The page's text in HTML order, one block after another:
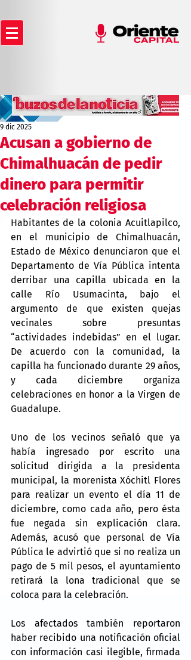
Acusan a gobierno de
Chimalhuacán de pedir
dinero para permitir
celebración religiosa
9 dic 2025
Habitantes de la colonia Acuitlapilco,
en el municipio de Chimalhuacán,
Estado de México denunciaron que el
Departamento de Vía Pública intenta
derribar una capilla ubicada en la
calle Río Usumacinta, bajo el
argumento de que existen quejas
vecinales sobre presuntas
“actividades indebidas” en el lugar.
De acuerdo con la comunidad, la
capilla ha funcionado durante 29 años,
y cada diciembre organiza
celebraciones en honor a la Virgen de
Guadalupe.
Uno de los vecinos señaló que ya
había ingresado por escrito una
solicitud dirigida a la presidenta
municipal, la morenista Xóchitl Flores
para realizar un evento el día 11 de
diciembre, como cada año, pero ésta
fue negada sin explicación clara.
Además, acusó que personal de Vía
Pública le advirtió que si no realiza un
pago de 5 mil pesos, el ayuntamiento
retirará la lona tradicional que se
coloca para la celebración.
Los afectados también reportaron
haber recibido una notificación oficial
con información casi ilegible, firmada